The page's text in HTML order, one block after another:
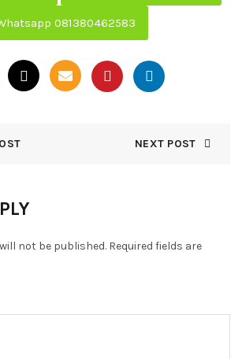
081380462583
NEXT POST
not be published. Required fields are